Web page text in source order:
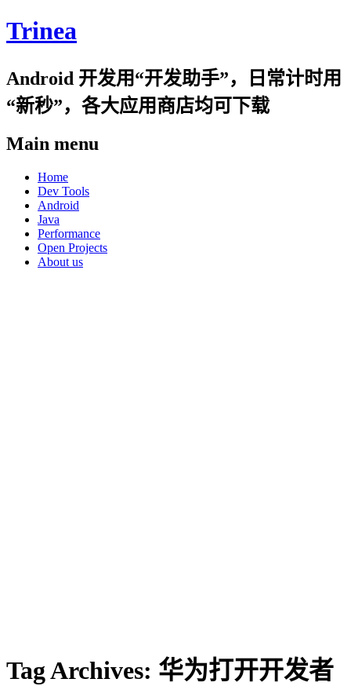
Trinea
Android 开发用“开发助手”，日常计时用
“新秒”，各大应用商店均可下载
Main menu
Skip
content
Home
Dev Tools
Android
Java
Performance
Open Projects
About us
Tag Archives: 华为打开开发者